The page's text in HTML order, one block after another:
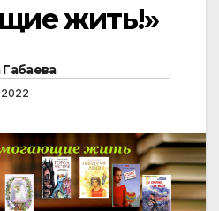
жить!»